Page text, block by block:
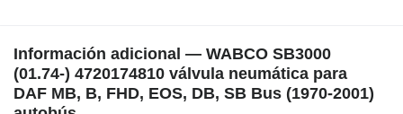
Información adicional — WABCO SB3000
(01.74-) 4720174810 válvula neumática para
DAF MB, B, FHD, EOS, DB, SB Bus (1970-2001)